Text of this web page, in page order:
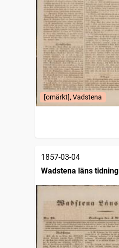
[omärkt], Vadstena
1857-03-04
Wadstena läns tidning